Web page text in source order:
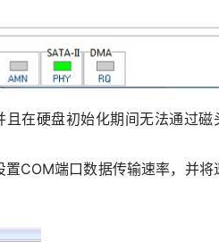
且在硬盘初始化期间无法通过磁
COM端口数据传输速率，并将